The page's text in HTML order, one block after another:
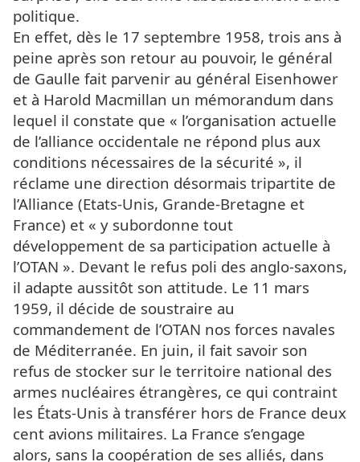
politique.
En effet, dès le 17 septembre 1958, trois ans à
peine après son retour au pouvoir, le général
de Gaulle fait parvenir au général Eisenhower
et à Harold Macmillan un mémorandum dans
lequel il constate que « l’organisation actuelle
de l’alliance occidentale ne répond plus aux
conditions nécessaires de la sécurité », il
réclame une direction désormais tripartite de
l’Alliance (Etats-Unis, Grande-Bretagne et
France) et « y subordonne tout
développement de sa participation actuelle à
l’OTAN ». Devant le refus poli des anglo-saxons,
il adapte aussitôt son attitude. Le 11 mars
1959, il décide de soustraire au
commandement de l’OTAN nos forces navales
de Méditerranée. En juin, il fait savoir son
refus de stocker sur le territoire national des
armes nucléaires étrangères, ce qui contraint
les États-Unis à transférer hors de France deux
cent avions militaires. La France s’engage
alors, sans la coopération de ses alliés, dans